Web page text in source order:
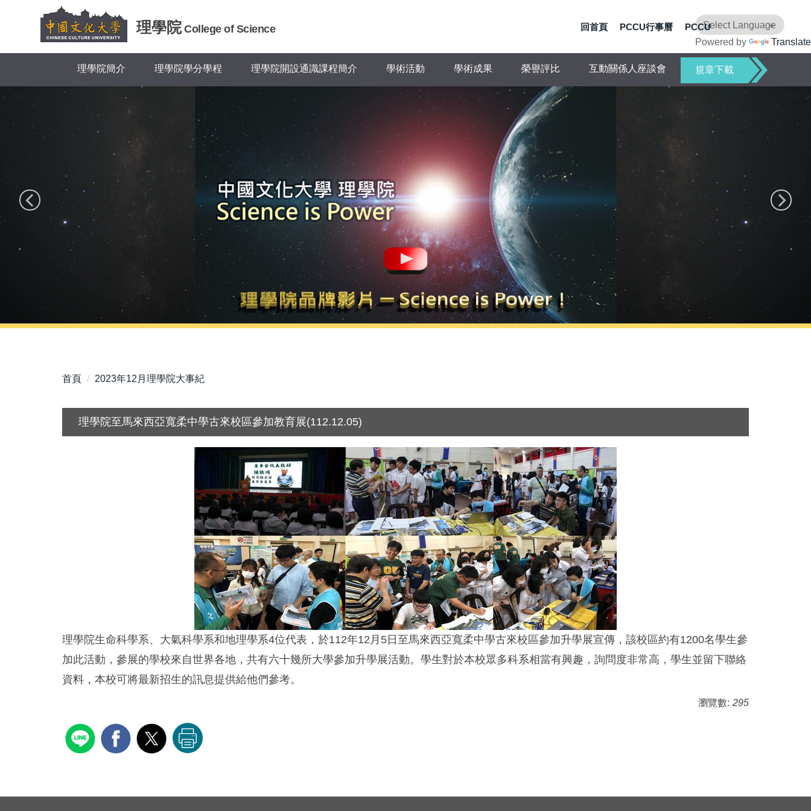
要
理學院 College of Science
Powered by Translate
回首頁 PCCU行事曆 PCCU
理學院簡介 理學院學分學程 理學院開設通識課程簡介 學術活動 學術成果 榮譽評比 互動關係人座談會 規章下載
首頁 2023年12月理學院大事紀
理學院至馬來西亞寬柔中學古來校區 參加教育展(112.12.05)
理學院生命科學系、大氣科學系和地理學系4位代表，於112年12月5日至馬來西亞寬柔中學古來校區參加升學展宣傳，該校區約有1200名學生參
加此活動，參展的學校來自世界各地，共有六十幾所大學參加升學展活動。學生對於本校眾多科系相當有興趣，詢問度非常高，學生並留下聯絡
資料，本校可將最新招生的訊息提供給他們參考。
瀏覽數: 295